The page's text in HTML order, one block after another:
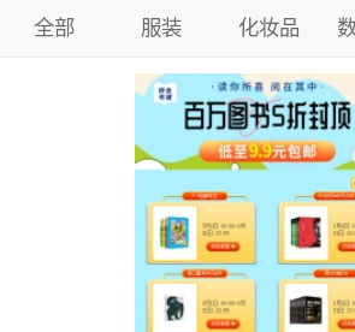
全部 服装 化妆品